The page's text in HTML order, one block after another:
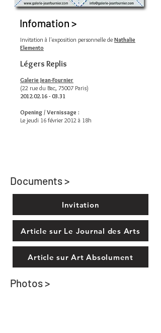
Infomation >
Invitation à l'exposition personnelle de Nathalie
Elemento
Légers Replis
Galerie Jean-Fournier
(22 rue du Bac, 75007 Paris)
2012.02.16 - 03.31
Opening / Vernissage :
Le jeudi 16 février 2012 à 18h
Documents >
Invitation
Article sur Le Journal des Arts
Article sur Art Absolument
Photos >